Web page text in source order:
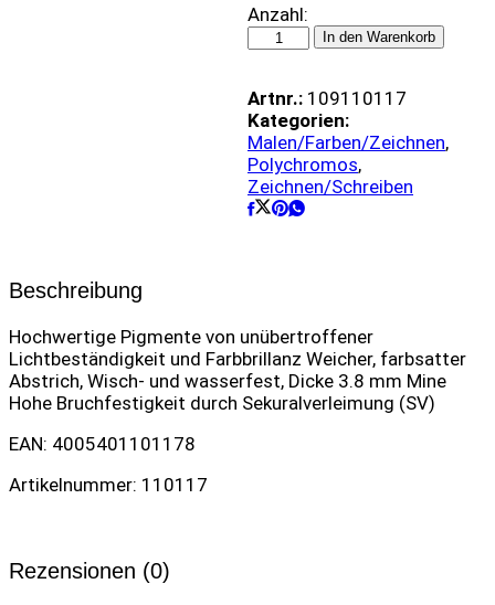
Farbstift
Polychromos
-
quantity
Anzahl:
In den Warenkorb
Artnr.: 109110117
Kategorien:
Malen/Farben/Zeichnen,
Polychromos,
Zeichnen/Schreiben
Beschreibung
Hochwertige Pigmente von unübertroffener
Lichtbeständigkeit und Farbbrillanz Weicher, farbsatter
Abstrich, Wisch- und wasserfest, Dicke 3.8 mm Mine
Hohe Bruchfestigkeit durch Sekuralverleimung (SV)
EAN: 4005401101178
Artikelnummer: 110117
Rezensionen (0)